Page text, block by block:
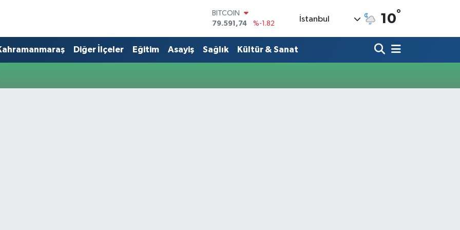
BITCOIN
79.591,74
%-1.82
EURO
53,38690
%0.19
İstanbul 10°
Diğer İlçeler Eğitim Asayiş Sağlık Kültür & Sanat